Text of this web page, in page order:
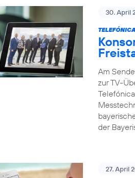
30. April
Am
zur TV-
der
27. April